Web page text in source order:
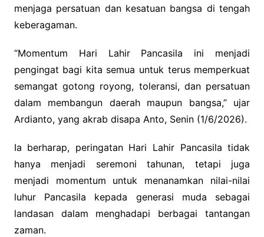
menjaga persatuan dan kesatuan bangsa di tengah
keberagaman.
“Momentum Hari Lahir Pancasila ini menjadi
pengingat bagi kita semua untuk terus memperkuat
semangat gotong royong, toleransi, dan persatuan
dalam membangun daerah maupun bangsa,” ujar
Ardianto, yang akrab disapa Anto, Senin (1/6/2026).
Ia berharap, peringatan Hari Lahir Pancasila tidak
hanya menjadi seremoni tahunan, tetapi juga
menjadi momentum untuk menanamkan nilai-nilai
luhur Pancasila kepada generasi muda sebagai
landasan dalam menghadapi berbagai tantangan
zaman.